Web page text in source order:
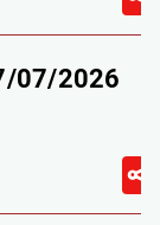
07/2026